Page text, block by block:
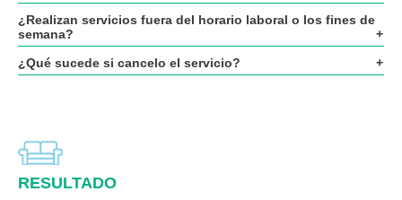
¿Realizan servicios fuera del horario laboral o los fines de
semana?
¿Qué sucede si cancelo el servicio?
RESULTADO